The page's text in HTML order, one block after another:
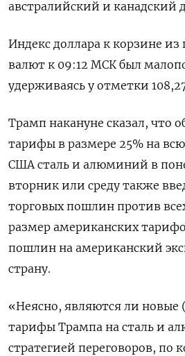
австралийский и канадский
Индекс доллара к корзине
валют к 09:12 МСК был
удерживаясь у отметки
Трамп накануне сказал, что
тарифы в размере 25% на
США сталь и алюминий в
вторник или среду также
торговых пошлин против
размер американских
пошлин на американский
страну.
«Неясно, являются ли
тарифы Трампа на сталь и
стратегией переговоров, по